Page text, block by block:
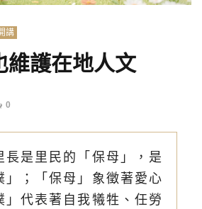
講
維護在地人文
0
長是里民的「保母」，是
」；「保母」象徵著愛心
」代表著自我犧牲、任勞